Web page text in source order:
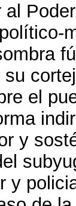
al
su
el
y
y